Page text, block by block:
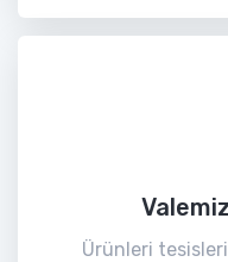
Ürünleri